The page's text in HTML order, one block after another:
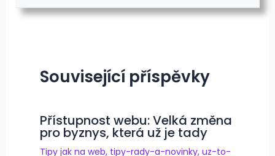
Související příspěvky
Přístupnost webu: Velká změna
pro byznys, která už je tady
Tipy jak na web, tipy-rady-a-novinky, uz-to-